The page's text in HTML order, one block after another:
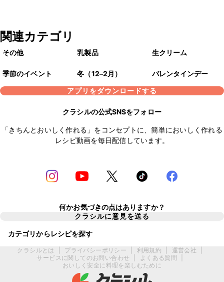
関連カテゴリ
その他 乳製品 生クリーム
季節のイベント 冬（12–2月）
バレンタインデー
アプリをダウンロードする
クラシルの公式SNSをフォロー
「きちんとおいしく作れる」をコンセプトに、簡単においしく作れる
レシピ動画を毎日配信しています。
何かお気づきの点はありますか？
クラシルに意見を送る
カテゴリからレシピを探す
クラシルとは プライバシーポリシー 利用規約 運営会社
サービスに関してのお問い合わせ
よくある質問
おいしく安全に料理を楽しむために